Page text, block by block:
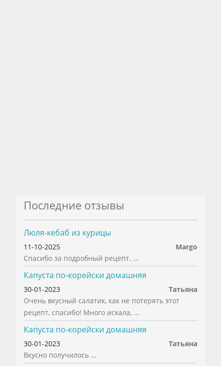
Последние отзывы
Люля-кебаб из курицы
11-10-2025
Margo
Спасибо за подробный рецепт. ...
Капуста по-корейски домашняя
30-01-2023
Татьяна
Очень вкусный салатик, как не потерять этот
рецепт, спасибо! Много искала, ...
Капуста по-корейски домашняя
30-01-2023
Татьяна
Вкусно получилось ...